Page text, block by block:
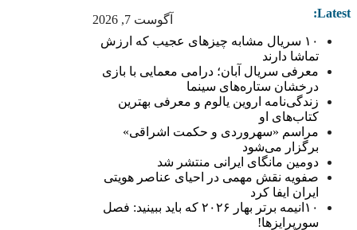
آگوست 7, 2026 Latest:
۱۰ سریال مشابه چیزهای عجیب که ارزش
تماشا دارند
معرفی سریال آبان؛ درامی معمایی با بازی
درخشان ستاره‌های سینما
زندگی‌نامه اروین یالوم و معرفی بهترین
کتاب‌های او
مراسم «سهروردی و حکمت اشراقی»
برگزار می‌شود
دومین مانگای ایرانی منتشر شد
صفویه نقش مهمی در احیای عناصر هویتی
ایران ایفا کرد
۱۰انیمه برتر بهار ۲۰۲۶ که باید ببینید: فصل
سورپرایزها!